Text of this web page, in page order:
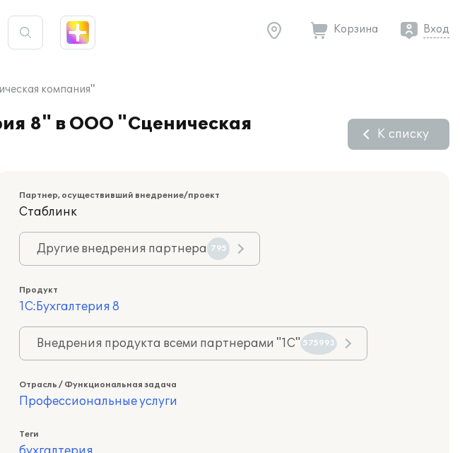
Корзина Вход
компания"
8" в ООО "Сценическая
К списку
Партнер, осуществивший внедрение/проект
Стаблинк
Другие внедрения партнера 795
Продукт
1С:Бухгалтерия 8
Внедрения продукта всеми партнерами "1С" 575993
Отрасль / Функциональная задача
Профессиональные услуги
Теги